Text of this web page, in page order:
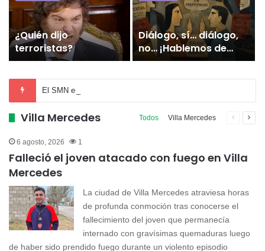
Alberto endureció su
mensaje a Adolfo y
reabre la disputa del
El TIM estrena
«¡Pavada de Mundo!»
y renueva la apuesta
Mercedes
Villa Mercedes Todos Villa Mercedes
Página
6 agosto, 2026
1
Falleció el joven atacado con fuego en Villa
Mercedes
La ciudad de Villa Mercedes atraviesa horas
de profunda conmoción tras conocerse el
fallecimiento del joven que permanecía
internado con gravísimas quemaduras luego
de haber sido prendido fuego durante un violento episodio